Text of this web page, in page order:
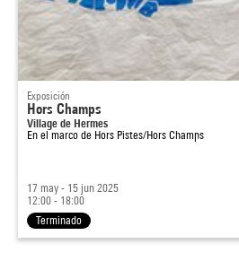
Exposición
Hors Champs
Village de Hermes
En el marco de Hors Pistes/Hors Champs
17 may - 15 jun 2025
12:00 - 18:00
Terminado